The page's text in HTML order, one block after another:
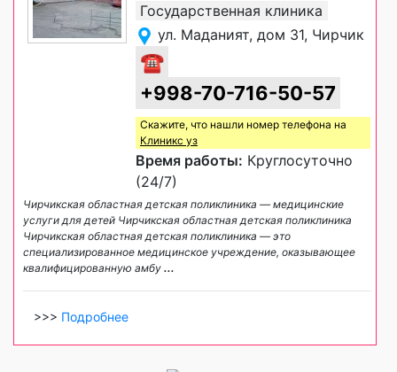
Государственная клиника
ул. Маданият, дом 31, Чирчик
☎
+998-70-716-50-57
Скажите, что нашли номер телефона на
Клиникс уз
Время работы: Круглосуточно
(24/7)
Чирчикская областная детская поликлиника — медицинские
услуги для детей Чирчикская областная детская поликлиника
Чирчикская областная детская поликлиника — это
специализированное медицинское учреждение, оказывающее
квалифицированную амбу ...
>>> Подробнее